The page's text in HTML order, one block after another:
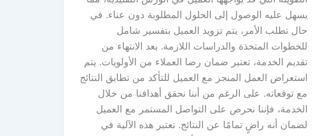
يسهل عليه الوصول إلى الحلول المطلوبة دون عناء. في
حال تطلب الأمر، يتم تزويد العميل بتفسير شامل
للخطوات المتخذة والدراسات اللازمة. بعد الانتهاء من
تقديم الخدمة، تعتبر ضمان رضا العملاء من الأولويات. يتم
استعراض العمل المنجز مع العميل للتأكد من تطابق النتائج
مع توقعاته. على الرغم من أننا نحقق أهدافنا من خلال
الخدمة، فإننا نحرص على التواصل المستمر مع العميل
لضمان أنه راضٍ تمامًا عن النتائج. تعتبر هذه الآلية في